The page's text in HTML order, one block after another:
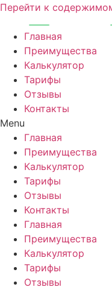
Перейти к
Главная
Преимущества
Калькулятор
Тарифы
Отзывы
Контакты
Menu
Главная
Преимущества
Калькулятор
Тарифы
Отзывы
Контакты
Главная
Преимущества
Калькулятор
Тарифы
Отзывы